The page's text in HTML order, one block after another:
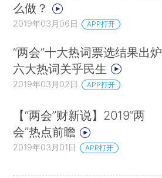
么做？
2019年03月06日 APP打开
“两会”十大热词票选结果出炉
六大热词关乎民生
2019年03月02日 APP打开
【“两会”财新说】2019“两
会”热点前瞻
2019年03月01日 APP打开